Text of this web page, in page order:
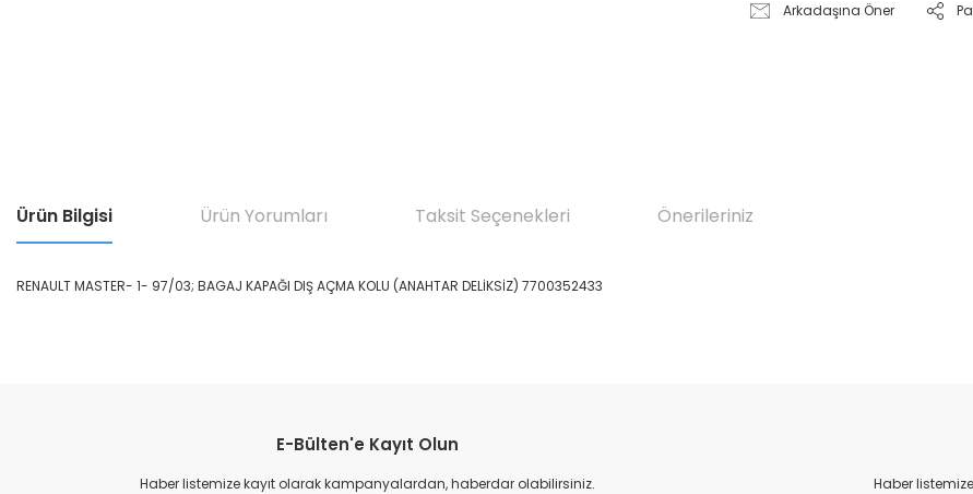
Arkadaşına Öner
Ürün Bilgisi Ürün Yorumları Taksit Seçenekleri Önerileriniz
RENAULT MASTER- 1- 97/03; BAGAJ KAPAĞI DIŞ AÇMA KOLU (ANAHTAR DELİKSİZ) 7700352433
Ürün resmi kalitesiz, bozuk veya görüntülenemiyor.
Ürün açıklamasında eksik bilgiler bulunuyor.
E-Bülten'e Kayıt Olun
Haber listemize kayıt olarak kampanyalardan, haberdar olabilirsiniz. Haber